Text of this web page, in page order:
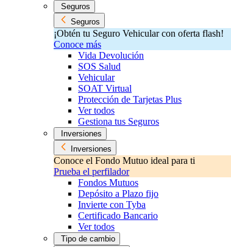
Seguros
Seguros
¡Obtén tu Seguro Vehicular con oferta flash!
Conoce más
Vida Devolución
SOS Salud
Vehicular
SOAT Virtual
Protección de Tarjetas Plus
Ver todos
Gestiona tus Seguros
Inversiones
Inversiones
Conoce el Fondo Mutuo ideal para ti
Prueba el perfilador
Fondos Mutuos
Depósito a Plazo fijo
Invierte con Tyba
Certificado Bancario
Ver todos
Tipo de cambio